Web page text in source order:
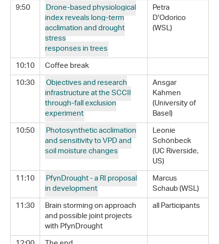
9:50 Drone-based physiological
index reveals long-term
acclimation and drought
stress
responses in trees
Petra
D'Odorico
(WSL)
10:10
Coffee break
10:30
Objectives and research
infrastructure at the SCCII
through-fall exclusion
experiment
Ansgar
Kahmen
(University of
Basel)
10:50
Photosynthetic acclimation
and sensitivity to VPD and
soil moisture changes
Leonie
Schönbeck
(UC Riverside,
US)
11:10
PfynDrought - a RI proposal
in development
Marcus
Schaub (WSL)
11:30
Brain storming on approach
and possible joint projects
with PfynDrought
all Participants